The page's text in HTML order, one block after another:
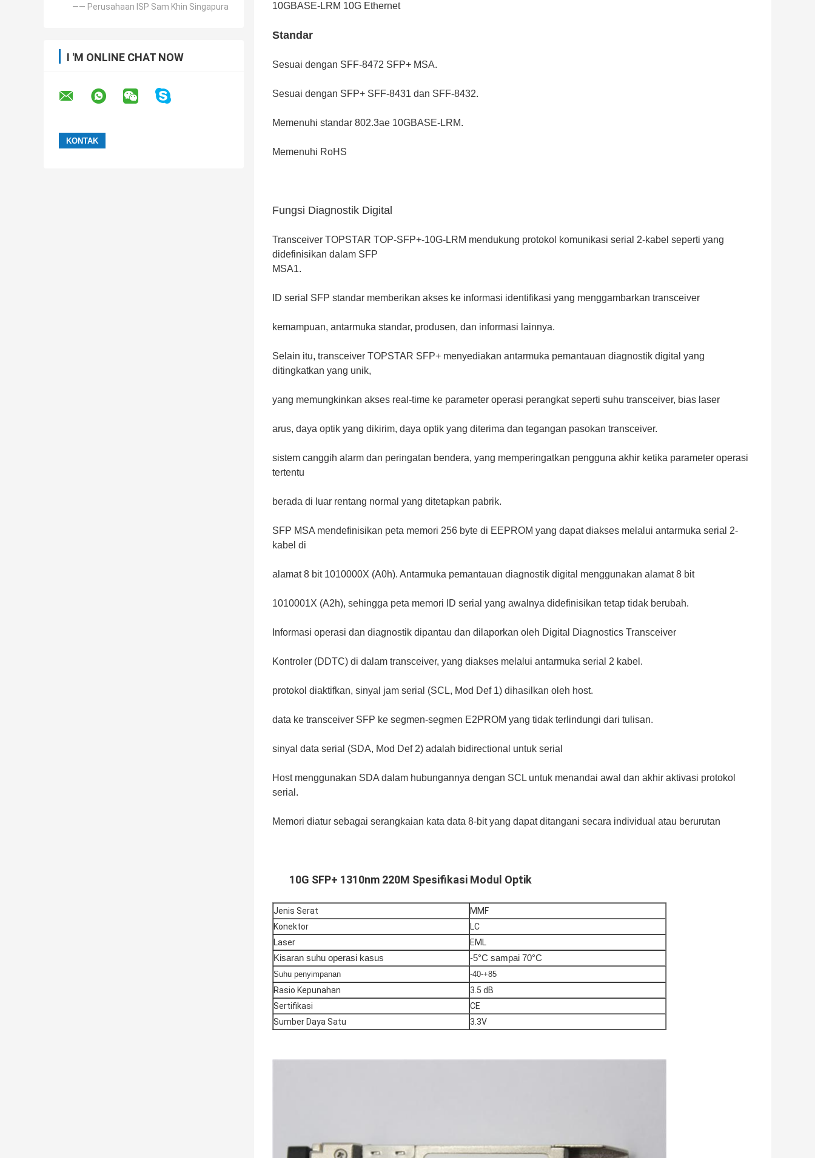
—— Perusahaan ISP Sam Khin Singapura
I 'M ONLINE CHAT NOW
10GBASE-LRM 10G Ethernet
Standar
Sesuai dengan SFF-8472 SFP+ MSA.
Sesuai dengan SFP+ SFF-8431 dan SFF-8432.
Memenuhi standar 802.3ae 10GBASE-LRM.
Memenuhi RoHS
Fungsi Diagnostik Digital
Transceiver TOPSTAR TOP-SFP+-10G-LRM mendukung protokol komunikasi serial 2-kabel seperti yang
didefinisikan dalam SFP
MSA1.
ID serial SFP standar memberikan akses ke informasi identifikasi yang menggambarkan transceiver
kemampuan, antarmuka standar, produsen, dan informasi lainnya.
Selain itu, transceiver TOPSTAR SFP+ menyediakan antarmuka pemantauan diagnostik digital yang
ditingkatkan yang unik,
yang memungkinkan akses real-time ke parameter operasi perangkat seperti suhu transceiver, bias laser
arus, daya optik yang dikirim, daya optik yang diterima dan tegangan pasokan transceiver.
sistem canggih alarm dan peringatan bendera, yang memperingatkan pengguna akhir ketika parameter operasi
tertentu
berada di luar rentang normal yang ditetapkan pabrik.
SFP MSA mendefinisikan peta memori 256 byte di EEPROM yang dapat diakses melalui antarmuka serial 2-
kabel di
alamat 8 bit 1010000X (A0h). Antarmuka pemantauan diagnostik digital menggunakan alamat 8 bit
1010001X (A2h), sehingga peta memori ID serial yang awalnya didefinisikan tetap tidak berubah.
Informasi operasi dan diagnostik dipantau dan dilaporkan oleh Digital Diagnostics Transceiver
Kontroler (DDTC) di dalam transceiver, yang diakses melalui antarmuka serial 2 kabel.
protokol diaktifkan, sinyal jam serial (SCL, Mod Def 1) dihasilkan oleh host.
data ke transceiver SFP ke segmen-segmen E2PROM yang tidak terlindungi dari tulisan.
sinyal data serial (SDA, Mod Def 2) adalah bidirectional untuk serial
Host menggunakan SDA dalam hubungannya dengan SCL untuk menandai awal dan akhir aktivasi protokol
serial.
Memori diatur sebagai serangkaian kata data 8-bit yang dapat ditangani secara individual atau berurutan
10G SFP+ 1310nm 220M Spesifikasi Modul Optik
Jenis Serat
MMF
Konektor
LC
Laser
EML
Kisaran suhu operasi kasus -5°C sampai 70°C
Suhu penyimpanan -40-+85
Rasio Kepunahan
3.5 dB
Sertifikasi
CE
Sumber Daya Satu
3.3V